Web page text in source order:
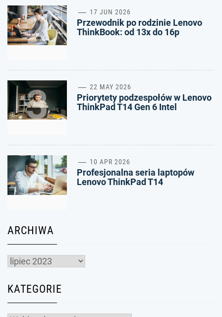
2 17 JUN 2026
Przewodnik po rodzinie Lenovo
ThinkBook: od 13x do 16p
3 22 MAY 2026
Priorytety podzespołów w Lenovo
ThinkPad T14 Gen 6 Intel
4 10 APR 2026
Profesjonalna seria laptopów
Lenovo ThinkPad T14
ARCHIWA
Archiwa
KATEGORIE